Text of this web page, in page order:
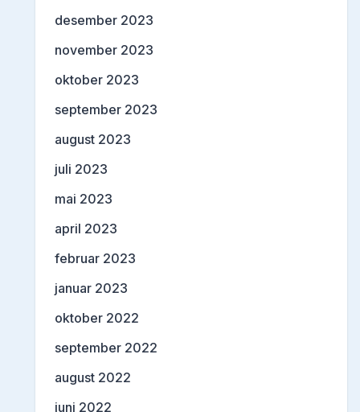
desember 2023
november 2023
oktober 2023
september 2023
august 2023
juli 2023
mai 2023
april 2023
februar 2023
januar 2023
oktober 2022
september 2022
august 2022
juni 2022